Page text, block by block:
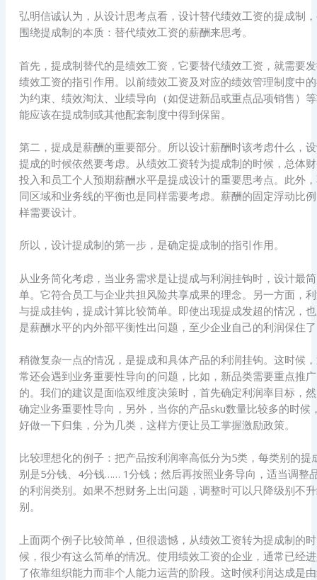
弘明信诚认为，从设计思考点看，设计替代绩效工资的提成制
围绕提成制的本质：替代绩效工资的薪酬来思考。
首先，提成制替代的是绩效工资，它要替代绩效工资，就需要
绩效工资的指引作用。以前绩效工资及对应的绩效管理制度中
为约束、绩效淘汰、业绩导向（如促进新品或重点品项销售）
能应该在提成制或其他配套制度中得到保留。
第二，提成是薪酬的重要部分。所以设计薪酬时该考虑什么，
提成的时候依然要考虑。从绩效工资转为提成制的时候，总体
投入和员工个人预期薪酬水平是提成设计的重要思考点。此外
同区域和业务线的平衡也是同样需要考虑。薪酬的固定浮动比
样需要设计。
所以，设计提成制的第一步，是确定提成制的指引作用。
从业务简化考虑，当业务需求是让提成与利润挂钩时，设计最简
单。它符合员工与企业共担风险共享成果的理念。另一方面，
与提成挂钩，提成计算比较简单。即使出现提成发超的情况，
是薪酬水平的内外部平衡性出问题，至少企业自己的利润保住
稍微复杂一点的情况，是提成和具体产品的利润挂钩。这时候
常还会遇到业务重要性导向的问题，比如，新品类需要重点推广
的。我们的建议是面临双维度决策时，首先确定利润率目标，
确定业务重要性导向，另外，当你的产品sku数量比较多的时候
好做一下归集，分为几类，这样方便让员工掌握激励政策。
比较理想化的例子：把产品按利润率高低分为5类，每类别的提
别是5分钱、4分钱…… 1分钱；然后再按照业务导向，适当调整
的利润类别。如果不想财务上出问题，调整时可以只降级别不
别。
上面两个例子比较简单，但很遗憾，从绩效工资转为提成制的时
候，很少有这么简单的情况。使用绩效工资的企业，通常已经
了依靠组织能力而非个人能力运营的阶段。这时候利润达成是